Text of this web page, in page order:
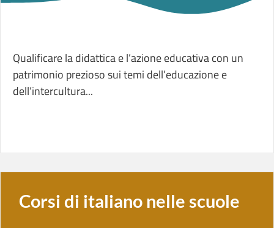
Qualificare la didattica e l’azione educativa con un
patrimonio prezioso sui temi dell’educazione e
dell’intercultura...
Corsi di italiano nelle scuole